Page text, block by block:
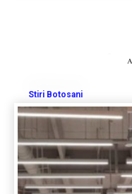
Stiri Botosani